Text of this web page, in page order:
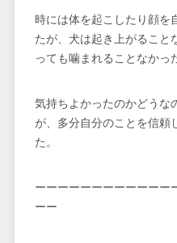
時には体を起こしたり顔を
たが、犬は起き上がること
っても噛まれることなかっ
気持ちよかったのかどうな
が、多分自分のことを信頼
た。
ーーーーーーーーーーーー
ーー